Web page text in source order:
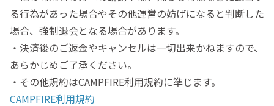
る行為があった場合やその他運営の妨げになると判断した
場合、強制退会となる場合があります。
・決済後のご返金やキャンセルは一切出来かねますので、
あらかじめご了承ください。
・その他規約はCAMPFIRE利用規約に準じます。
CAMPFIRE利用規約